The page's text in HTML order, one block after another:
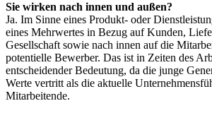
Sie wirken nach innen und außen?
Ja. Im Sinne eines Produkt- oder
eines Mehrwertes in Bezug auf Kunden,
Gesellschaft sowie nach innen auf die
potentielle Bewerber. Das ist in Zeiten des
entscheidender Bedeutung, da die junge
Werte vertritt als die aktuelle
Mitarbeitende.